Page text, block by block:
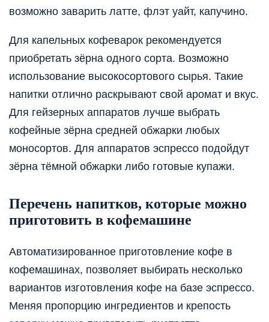
возможно заварить латте, флэт уайт, капучино.
Для капельных кофеварок рекомендуется
приобретать зёрна одного сорта. Возможно
использование высокосортового сырья. Такие
напитки отлично раскрывают свой аромат и вкус.
Для гейзерных аппаратов лучше выбрать
кофейные зёрна средней обжарки любых
моносортов. Для аппаратов эспрессо подойдут
зёрна тёмной обжарки либо готовые купажи.
Перечень напитков, которые можно
приготовить в кофемашине
Автоматизированное приготовление кофе в
кофемашинах, позволяет выбирать несколько
вариантов изготовления кофе на базе эспрессо.
Меняя пропорцию ингредиентов и крепость